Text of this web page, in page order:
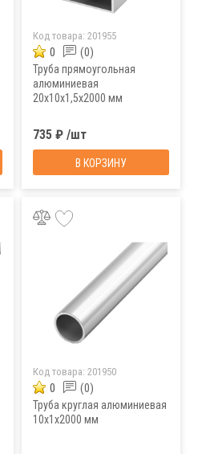
Код товара: 201955
0 (0)
Труба прямоугольная
алюминиевая
20х10х1,5х2000 мм
735 ₽ /шт
В КОРЗИНУ
Код товара: 201950
0 (0)
Труба круглая алюминиевая
10х1х2000 мм